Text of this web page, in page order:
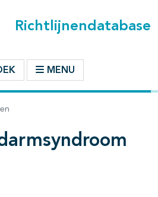
Richtlijnendatabase
MENU